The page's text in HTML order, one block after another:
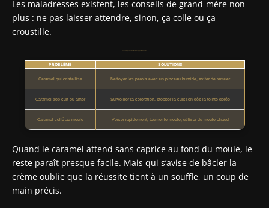
Les maladresses existent, les conseils de grand-mère non
plus : ne pas laisser attendre, sinon, ça colle ou ça
croustille.
PROBLÈME SOLUTIONS
Caramel qui cristallise Nettoyer les parois avec un pinceau humide, éviter de remuer
Caramel trop cuit ou amer Surveiller la coloration, stopper la cuisson dès la teinte dorée
Caramel collé au moule Verser rapidement, tourner le moule, utiliser du moule chaud
Quand le caramel attend sans caprice au fond du moule, le
reste paraît presque facile. Mais qui s’avise de bâcler la
crème oublie que la réussite tient à un souffle, un coup de
main précis.